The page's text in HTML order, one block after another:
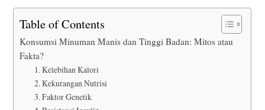
Table of Contents
Konsumsi Minuman Manis dan Tinggi Badan: Mitos atau
Fakta?
1. Kelebihan Kalori
2. Kekurangan Nutrisi
3. Faktor Genetik